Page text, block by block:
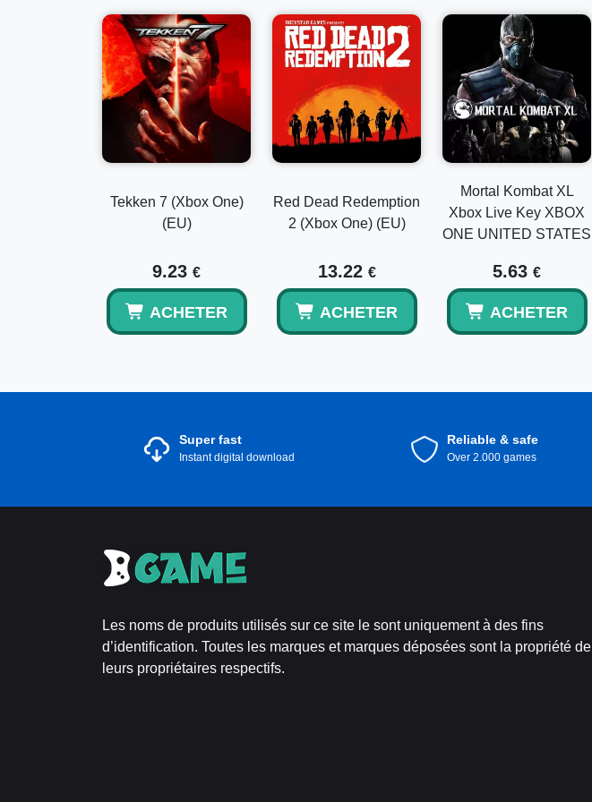
Tekken 7 (Xbox One)
(EU)
9.23 €
ACHETER
Red Dead Redemption
2 (Xbox One) (EU)
13.22 €
ACHETER
Mortal Kombat XL
Xbox Live Key XBOX
ONE UNITED STATES
5.63 €
ACHETER
Super fast
Instant digital download
Reliable & safe
Over 2.000 games
Les noms de produits utilisés sur ce site le sont uniquement à des fins
d’identification. Toutes les marques et marques déposées sont la propriété de
leurs propriétaires respectifs.